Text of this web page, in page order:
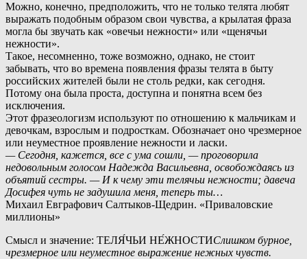
Можно, конечно, предположить, что не только телята любят
выражать подобным образом свои чувства, а крылатая фраза
могла бы звучать как «овечьи нежности» или «щенячьи
нежности».
Такое, несомненно, тоже возможно, однако, не стоит
забывать, что во времена появления фразы телята в быту
российских жителей были не столь редки, как сегодня.
Потому она была проста, доступна и понятна всем без
исключения.
Этот фразеологизм используют по отношению к мальчикам и
девочкам, взрослым и подросткам. Обозначает оно чрезмерное
или неуместное проявление нежности и ласки.
— Сегодня, кажется, все с ума сошли, — проговорила
недовольным голосом Надежда Васильевна, освобождаясь из
объятий сестры. — И к чему эти телячьи нежности; давеча
Досифея чуть не задушила меня, теперь ты…
Михаил Евграфович Салтыков-Щедрин. «Приваловские
миллионы»
Смысл и значение: ТЕЛЯ́ЧЬИ НЕ́ЖНОСТИСлишком бурное,
чрезмерное или неуместное выражение нежных чувств.